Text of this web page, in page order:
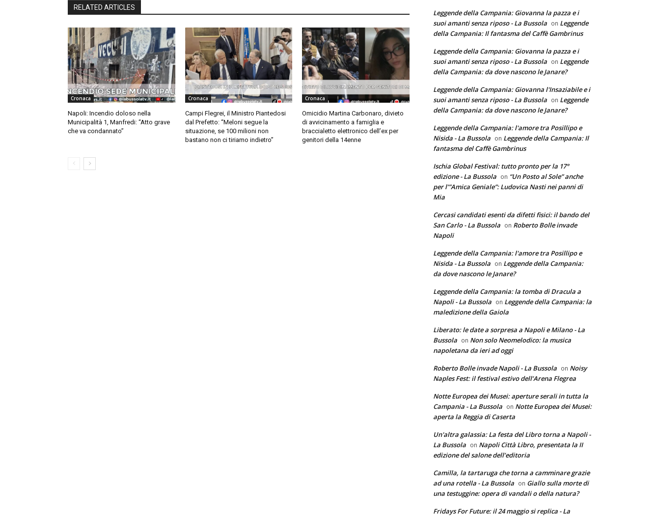
RELATED ARTICLES
Cronaca
Napoli: Incendio doloso nella
Municipalità 1, Manfredi: “Atto grave
che va condannato”
Cronaca
Campi Flegrei, il Ministro Piantedosi
dal Prefetto: “Meloni segue la
situazione, se 100 milioni non
bastano non ci tiriamo indietro”
Cronaca
Omicidio Martina Carbonaro, divieto
di avvicinamento a famiglia e
braccialetto elettronico dell’ex per
genitori della 14enne
Leggende della Campania: Giovanna la pazza e i
suoi amanti senza riposo - La Bussola on Leggende
della Campania: Il fantasma del Caffè Gambrinus
Leggende della Campania: Giovanna la pazza e i
suoi amanti senza riposo - La Bussola on Leggende
della Campania: da dove nascono le Janare?
Leggende della Campania: Giovanna l'Insaziabile e i
suoi amanti senza riposo - La Bussola on Leggende
della Campania: da dove nascono le Janare?
Leggende della Campania: l'amore tra Posillipo e
Nisida - La Bussola on Leggende della Campania: Il
fantasma del Caffè Gambrinus
Ischia Global Festival: tutto pronto per la 17°
edizione - La Bussola on “Un Posto al Sole” anche
per l’”Amica Geniale”: Ludovica Nasti nei panni di
Mia
Cercasi candidati esenti da difetti fisici: il bando del
San Carlo - La Bussola on Roberto Bolle invade
Napoli
Leggende della Campania: l'amore tra Posillipo e
Nisida - La Bussola on Leggende della Campania:
da dove nascono le Janare?
Leggende della Campania: la tomba di Dracula a
Napoli - La Bussola on Leggende della Campania: la
maledizione della Gaiola
Liberato: le date a sorpresa a Napoli e Milano - La
Bussola on Non solo Neomelodico: la musica
napoletana da ieri ad oggi
Roberto Bolle invade Napoli - La Bussola on Noisy
Naples Fest: il festival estivo dell’Arena Flegrea
Notte Europea dei Musei: aperture serali in tutta la
Campania - La Bussola on Notte Europea dei Musei:
aperta la Reggia di Caserta
Un'altra galassia: La festa del Libro torna a Napoli -
La Bussola on Napoli Città Libro, presentata la II
edizione del salone dell’editoria
Camilla, la tartaruga che torna a camminare grazie
ad una rotella - La Bussola on Giallo sulla morte di
una testuggine: opera di vandali o della natura?
Fridays For Future: il 24 maggio si replica - La